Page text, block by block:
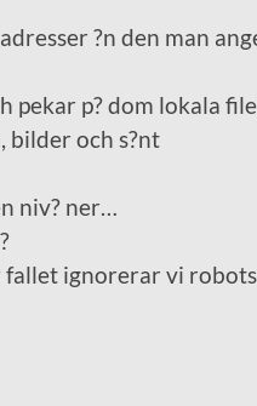
?n den man
pekar p? dom lokala
bilder och s?nt
niv? ner…
ignorerar vi